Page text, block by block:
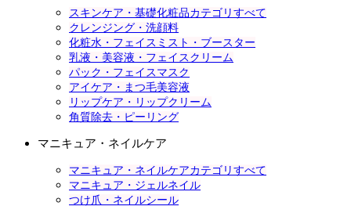
スキンケア・基礎化粧品カテゴリすべて
クレンジング・洗顔料
化粧水・フェイスミスト・ブースター
乳液・美容液・フェイスクリーム
パック・フェイスマスク
アイケア・まつ毛美容液
リップケア・リップクリーム
角質除去・ピーリング
マニキュア・ネイルケア
マニキュア・ネイルケアカテゴリすべて
マニキュア・ジェルネイル
つけ爪・ネイルシール